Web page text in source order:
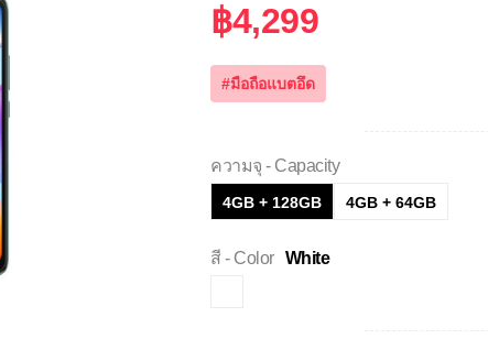
฿4,299
#มือถือแบตอึด
ความจุ - Capacity
4GB + 128GB 4GB + 64GB
สี - Color White